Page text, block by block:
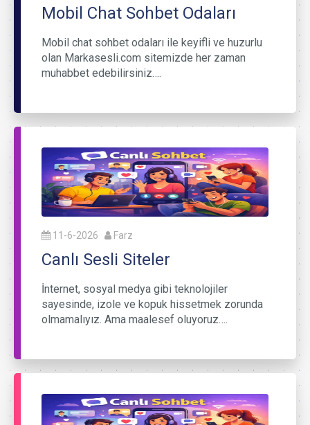
Mobil Chat Sohbet Odaları
Mobil chat sohbet odaları ile keyifli ve huzurlu
olan Markasesli.com sitemizde her zaman
muhabbet edebilirsiniz….
11-6-2026 Farz
Canlı Sesli Siteler
İnternet, sosyal medya gibi teknolojiler
sayesinde, izole ve kopuk hissetmek zorunda
olmamalıyız. Ama maalesef oluyoruz….